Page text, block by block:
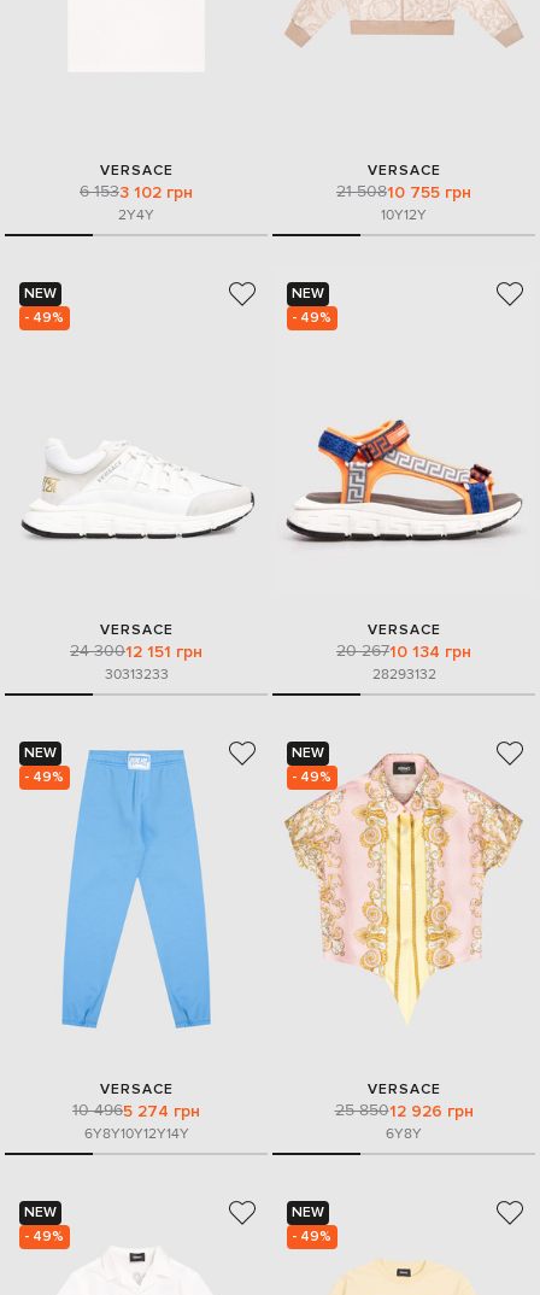
VERSACE
6 1533 102 грн
2Y4Y
VERSACE
21 50810 755 грн
10Y12Y
NEW
- 49%
VERSACE
24 30012 151 грн
30313233
NEW
- 49%
VERSACE
20 26710 134 грн
28293132
NEW
- 49%
VERSACE
10 4965 274 грн
6Y8Y10Y12Y14Y
NEW
- 49%
VERSACE
25 85012 926 грн
6Y8Y
NEW
- 49%
NEW
- 49%